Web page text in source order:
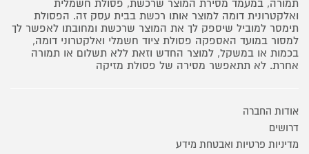
תמורה, במעמד מסירת המוצר שרכשת, פסולת חשמלית
ואלקטרונית דומה למוצר אותו רכשת בבית עסק זה. הפסולת
תימסר למוביל שיספק לך את המוצר שרכשת ומחובתו לאפשר לך
למסור במועד האספקה פסולת ציוד חשמלי ואלקטרוני דומה,
בכמות או במשקל, למוצר החדש וזאת ללא תשלום או תמורה
אחרת. לא תתאפשר מסירה של פסולת מזיקה
אודות החברה
דרושים
מדיניות פרטיות ואבטחת מידע